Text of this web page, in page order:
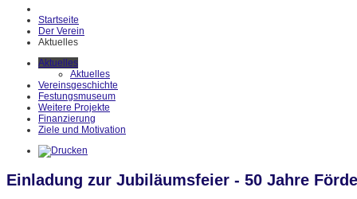
Startseite
Der Verein
Aktuelles
Aktuelles
Aktuelles
Vereinsgeschichte
Festungsmuseum
Weitere Projekte
Finanzierung
Ziele und Motivation
Einladung zur Jubiläumsfeier - 50 Jahre